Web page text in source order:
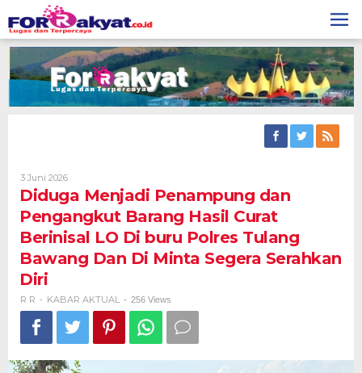
to
content
3 Juni 2026Oleh
R
Diduga Menjadi Penampung dan
Pengangkut Barang Hasil Curat
Berinisal LO Di buru Polres Tulang
Bawang Dan Di Minta Segera Serahkan
Diri
R R - KABAR AKTUAL - 256 Views